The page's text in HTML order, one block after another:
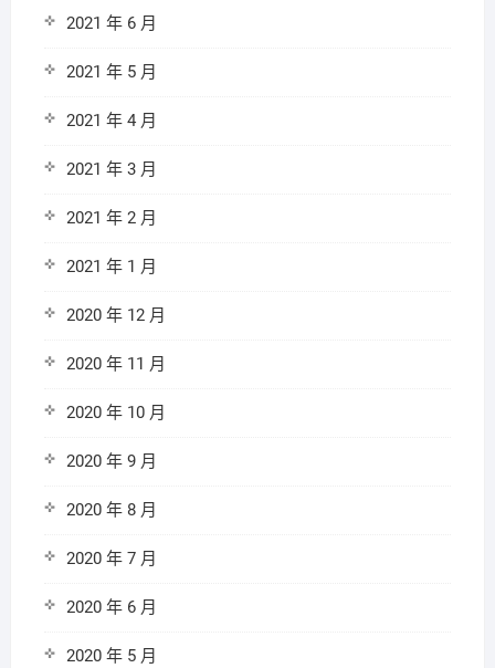
2021 年 6 月
2021 年 5 月
2021 年 4 月
2021 年 3 月
2021 年 2 月
2021 年 1 月
2020 年 12 月
2020 年 11 月
2020 年 10 月
2020 年 9 月
2020 年 8 月
2020 年 7 月
2020 年 6 月
2020 年 5 月